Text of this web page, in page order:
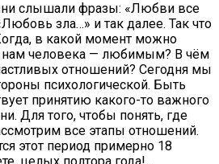
слышали фразы: «Любви все
зла…» и так далее. Так что
в какой момент можно
нам человека — любимым? В чём
отношений? Сегодня мы
психологической. Быть
принятию какого-то важного
Для того, чтобы понять, где
все этапы отношений.
этот период примерно 18